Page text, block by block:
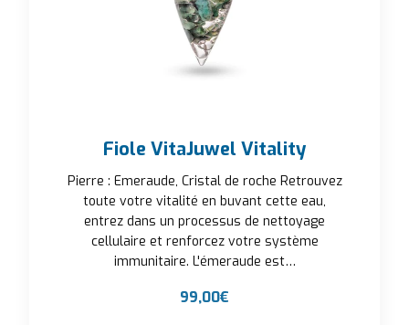
Fiole VitaJuwel Vitality
Pierre : Emeraude, Cristal de roche Retrouvez
toute votre vitalité en buvant cette eau,
entrez dans un processus de nettoyage
cellulaire et renforcez votre système
immunitaire. L'émeraude est…
99,00€